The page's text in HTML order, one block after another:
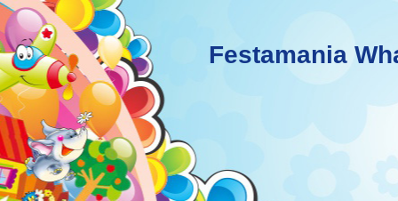
Festamania